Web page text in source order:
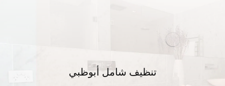
تنظيف شامل أبوظبي